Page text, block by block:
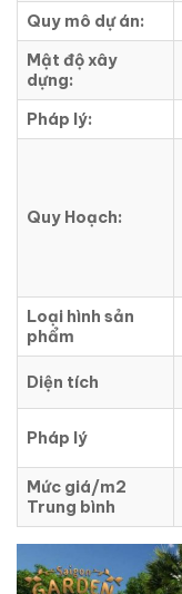
Quy mô dự án:
Mật độ xây
dựng:
Pháp lý:
Quy Hoạch:
Loại hình sản
phẩm
Diện tích
Pháp lý
Mức giá/m2
Trung bình